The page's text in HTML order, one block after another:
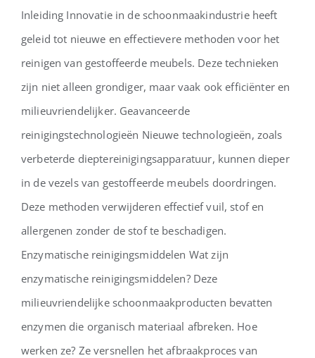
langdurige schone
gestoffeerde meubels
Inleiding Innovatie in de schoonmaakindustrie heeft
geleid tot nieuwe en effectievere methoden voor het
reinigen van gestoffeerde meubels. Deze technieken
zijn niet alleen grondiger, maar vaak ook efficiënter en
milieuvriendelijker. Geavanceerde
reinigingstechnologieën Nieuwe technologieën, zoals
verbeterde dieptereinigingsapparatuur, kunnen dieper
in de vezels van gestoffeerde meubels doordringen.
Deze methoden verwijderen effectief vuil, stof en
allergenen zonder de stof te beschadigen.
Enzymatische reinigingsmiddelen Wat zijn
enzymatische reinigingsmiddelen? Deze
milieuvriendelijke schoonmaakproducten bevatten
enzymen die organisch materiaal afbreken. Hoe
werken ze? Ze versnellen het afbraakproces van